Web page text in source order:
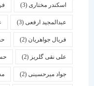
اسكندر مختاری (3) فرامرز
عبدالمجید ارفعی(3)
فریال جواهریان(2) حسین
علی نقی گلریز(2) حسن
جواد میرحسینی(2) مسعود